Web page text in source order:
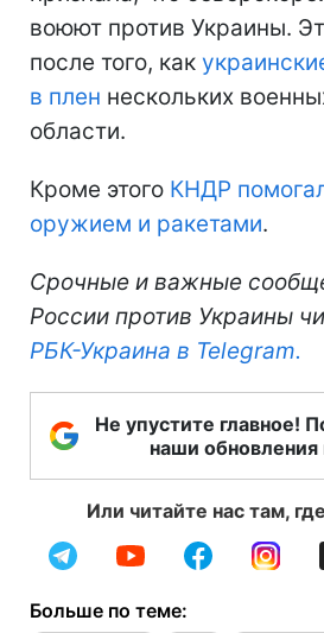
воюют против Украины.
после того, как
в плен нескольких
области.
Кроме этого КНДР
оружием и ракетами.
Срочные и важные
России против Украины
РБК-Украина в Telegram.
Не упустите главное!
наши обновления
Или читайте нас там,
Больше по теме: